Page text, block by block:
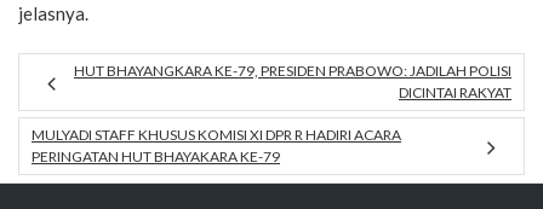
jelasnya.
HUT BHAYANGKARA KE-79, PRESIDEN PRABOWO: JADILAH POLISI
DICINTAI RAKYAT
MULYADI STAFF KHUSUS KOMISI XI DPR R HADIRI ACARA
PERINGATAN HUT BHAYAKARA KE-79